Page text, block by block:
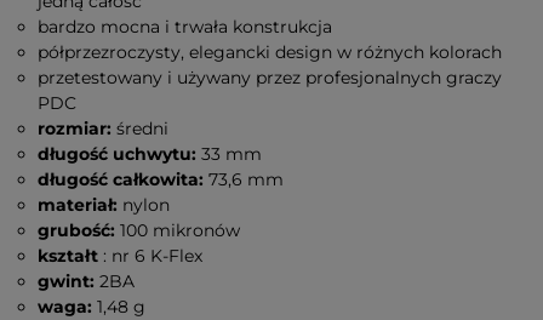
bardzo mocna i trwała konstrukcja
półprzezroczysty, elegancki design w różnych kolorach
przetestowany i używany przez profesjonalnych graczy
PDC
rozmiar: średni
długość uchwytu: 33 mm
długość całkowita: 73,6 mm
materiał: nylon
grubość:100 mikronów
kształt : nr 6 K-Flex
gwint: 2BA
waga:1,48 g